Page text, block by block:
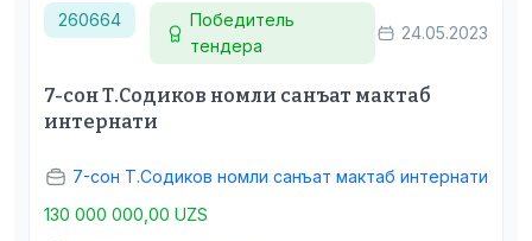
260664
Победитель
тендера
24.05.2023
7-сон Т.Содиков номли санъат мактаб
интернати
7-сон Т.Содиков номли санъат мактаб интернати
130 000 000,00 UZS